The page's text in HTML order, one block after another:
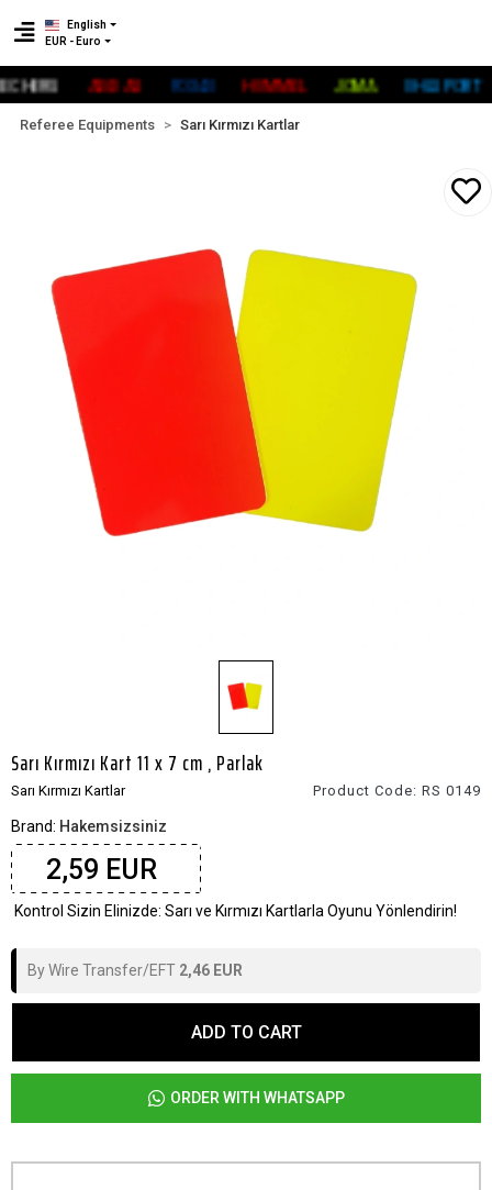
ADİDAS FOX40 HUMMEL JOMA UHLSPORT
English
EUR - Euro
Referee Equipments Sarı Kırmızı Kartlar
Sarı Kırmızı Kart 11 x 7 cm , Parlak
Sarı Kırmızı Kartlar Product Code: RS 0149
Brand: Hakemsizsiniz
2,59 EUR
Kontrol Sizin Elinizde: Sarı ve Kırmızı Kartlarla Oyunu Yönlendirin!
By Wire Transfer/EFT 2,46 EUR
ADD TO CART
ORDER WITH WHATSAPP